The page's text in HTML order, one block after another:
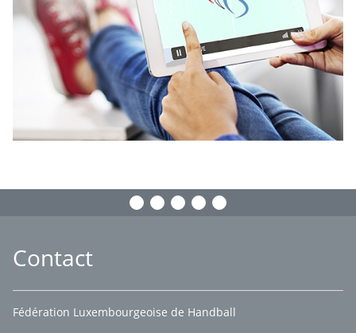
Contact
Fédération Luxembourgeoise de Handball